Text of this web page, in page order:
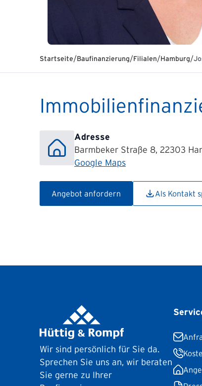
Startseite/Baufinanzierung/Filialen/Hamburg/
Adresse
Barmbeker Straße 8, 22303
Google Maps
Angebot anfordern Als Kontakt
Wir sind persönlich für Sie da.
Sprechen Sie uns an, wir beraten
Sie gerne zu Ihrer